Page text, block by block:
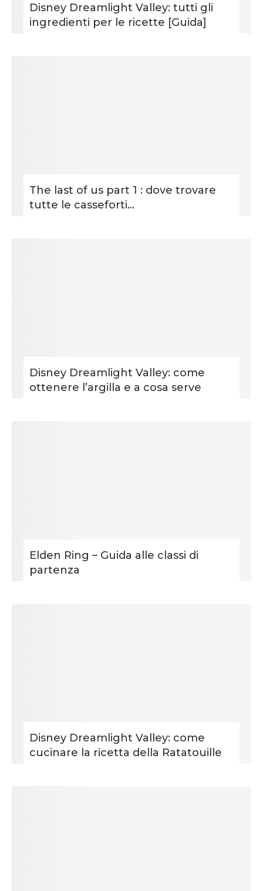
Disney Dreamlight Valley: tutti gli
ingredienti per le ricette [Guida]
The last of us part 1 : dove trovare
tutte le casseforti...
Disney Dreamlight Valley: come
ottenere l’argilla e a cosa serve
Elden Ring – Guida alle classi di
partenza
Disney Dreamlight Valley: come
cucinare la ricetta della Ratatouille